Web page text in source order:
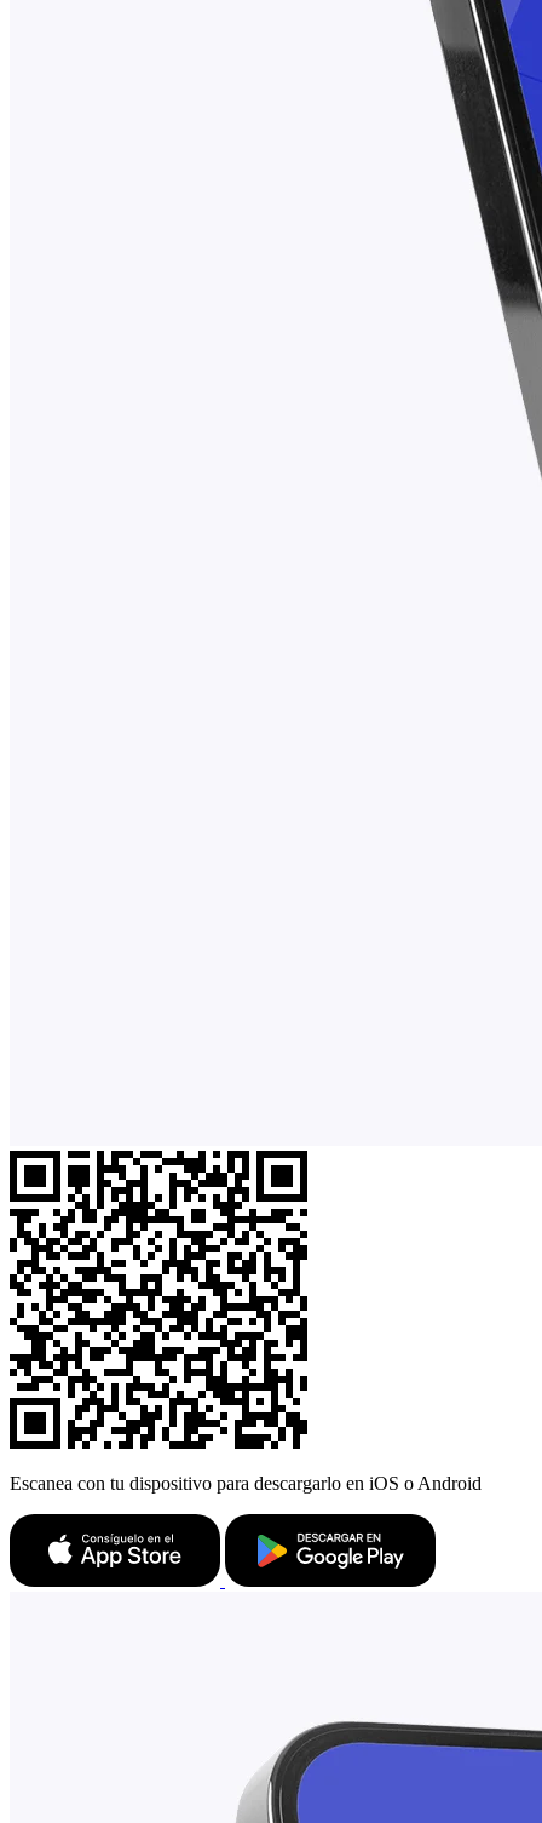
Escanea con tu dispositivo para descargarlo en iOS o Android